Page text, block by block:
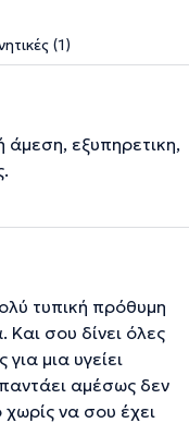
(1)
άμεση, εξυπηρετικη,
τυπική πρόθυμη
σου δίνει όλες
μια υγείει
αμέσως δεν
να σου έχει